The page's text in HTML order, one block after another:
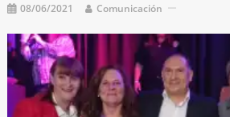
08/06/2021 Comunicación